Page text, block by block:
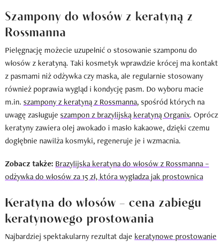
Szampony do włosów z keratyną z
Rossmanna
Pielęgnację możecie uzupełnić o stosowanie szamponu do
włosów z keratyną. Taki kosmetyk wprawdzie krócej ma kontakt
z pasmami niż odżywka czy maska, ale regularnie stosowany
również poprawia wygląd i kondycję pasm. Do wyboru macie
m.in. szampony z keratyną z Rossmanna, spośród których na
uwagę zasługuje szampon z brazylijską keratyną Organix. Oprócz
keratyny zawiera olej awokado i masło kakaowe, dzięki czemu
dogłębnie nawilża kosmyki, regeneruje je i wzmacnia.
Zobacz także: Brazylijska keratyna do włosów z Rossmanna –
odżywka do włosów za 15 zł, która wygładza jak prostownica
Keratyna do włosów – cena zabiegu
keratynowego prostowania
Najbardziej spektakularny rezultat daje keratynowe prostowanie